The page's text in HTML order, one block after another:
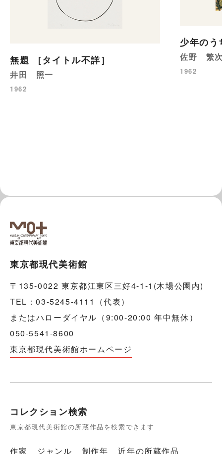
無題 ［タイトル不詳］
井田 照一
1962
少年のう
佐野 繁
1962
東京都現代美術館
〒135-0022 東京都江東区三好4-1-1(木場公園内)
TEL：03-5245-4111（代表）
またはハローダイヤル（9:00-20:00 年中無休）
050-5541-8600
東京都現代美術館ホームページ
コレクション検索
東京都現代美術館の所蔵作品を検索できます
作家 ジャンル 制作年 近年の所蔵作品